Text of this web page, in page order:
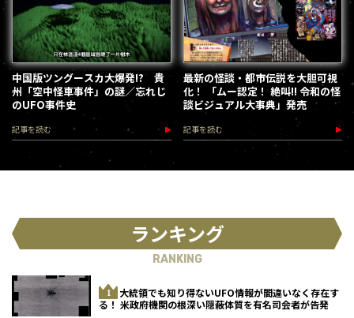
中国版ツングースカ大爆発!? 貴
州「空中怪車事件」の謎／忘れじ
のUFO事件史
記事を読む
最新の怪談・都市伝説を大胆可視
化！ 「ムー認定！ 絶叫!! 令和の怪
談ビジュアル大事典」発売
記事を読む
ランキング
RANKING
大統領でも知り得ないUFO情報が間違いなく存在す
る！ 米政府機関の根深い隠蔽体質を有名司会者が告発